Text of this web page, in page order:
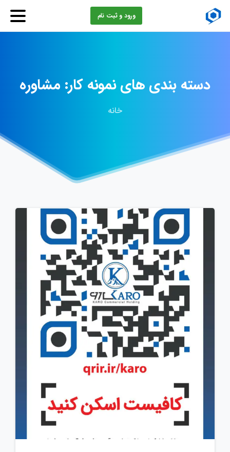
ورود و ثبت نام
دسته بندی هاینمونه کار: مشاوره
خانه